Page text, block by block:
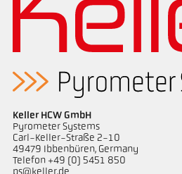
Žádostzpráva
Keller HCW GmbH
Pyrometer Systems
Carl-Keller-Straße 2-10
49479 Ibbenbüren, Germany
Telefon +49 (0) 5451 850